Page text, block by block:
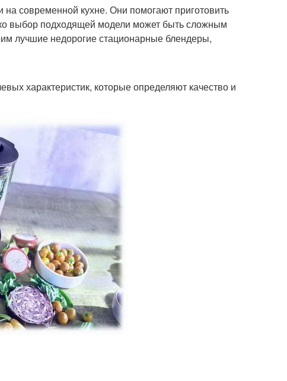
современной кухне. Они помогают приготовить
выбор подходящей модели может быть сложным
лучшие недорогие стационарные блендеры,
характеристик, которые определяют качество и